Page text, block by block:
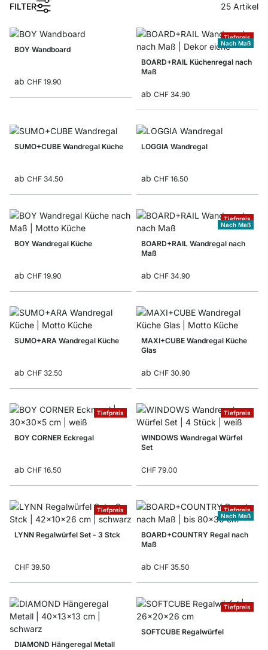
FILTER 25 Artikel
BOY Wandboard
ab CHF 19.90
Tiefpreis
Nach Maß
BOARD+RAIL Küchenregal nach
Maß
ab CHF 34.90
SUMO+CUBE Wandregal Küche
ab CHF 34.50
LOGGIA Wandregal
ab CHF 16.50
BOY Wandregal Küche
ab CHF 19.90
Tiefpreis
Nach Maß
BOARD+RAIL Wandregal nach
Maß
ab CHF 34.90
SUMO+ARA Wandregal Küche
ab CHF 32.50
MAXI+CUBE Wandregal Küche
Glas
ab CHF 30.90
Tiefpreis
BOY CORNER Eckregal
ab CHF 16.50
Tiefpreis
WINDOWS Wandregal Würfel
Set
CHF 79.00
Tiefpreis
LYNN Regalwürfel Set - 3 Stck
CHF 39.50
Tiefpreis
Nach Maß
BOARD+COUNTRY Regal nach
Maß
ab CHF 35.50
DIAMOND Hängeregal Metall
Tiefpreis
SOFTCUBE Regalwürfel